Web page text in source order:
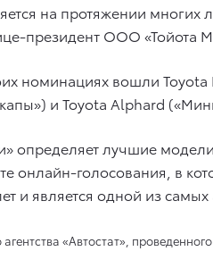
на протяжении
президент ООО «Тойота
номинациях вошли Toyota
и Toyota Alphard
определяет лучшие
онлайн-голосования, в
и является одной из
«Автостат», проведенного